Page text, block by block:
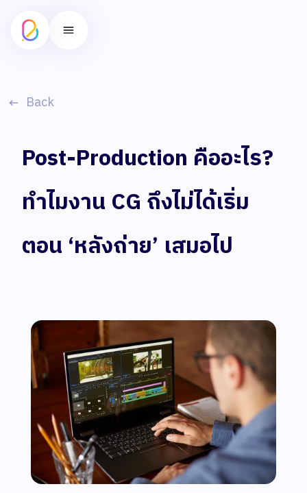
Back
Post-Production คืออะไร?
ทำไมงาน CG ถึงไม่ได้เริ่ม
ตอน ‘หลังถ่าย’ เสมอไป